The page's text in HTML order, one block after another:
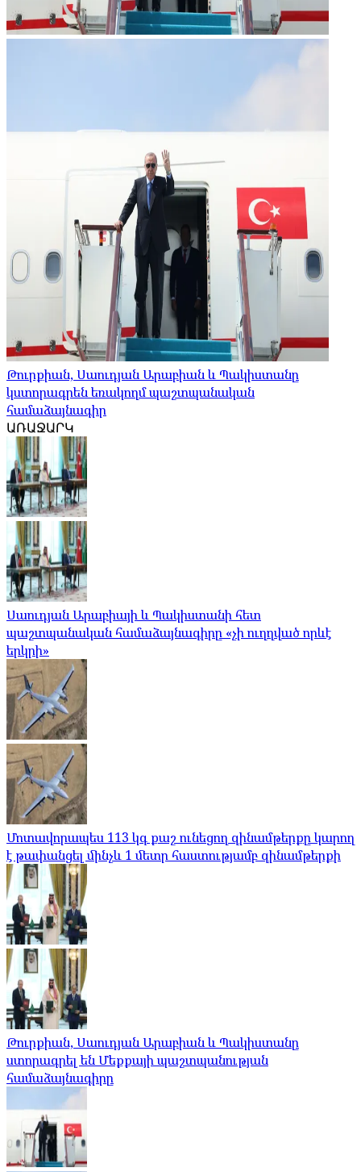
Թուրքիան, Սաուդյան Արաբիան և Պակիստանը
կստորագրեն եռակողմ պաշտպանական
համաձայնագիր
ԱՌԱՋԱՐԿ
Սաուդյան Արաբիայի և Պակիստանի հետ
պաշտպանական համաձայնագիրը «չի ուղղված որևէ
երկրի»
Մոտավորապես 113 կգ քաշ ունեցող զինամթերքը կարող
է թափանցել մինչև 1 մետր հաստությամբ զինամթերքի
Թուրքիան, Սաուդյան Արաբիան և Պակիստանը
ստորագրել են Մեքքայի պաշտպանության
համաձայնագիրը